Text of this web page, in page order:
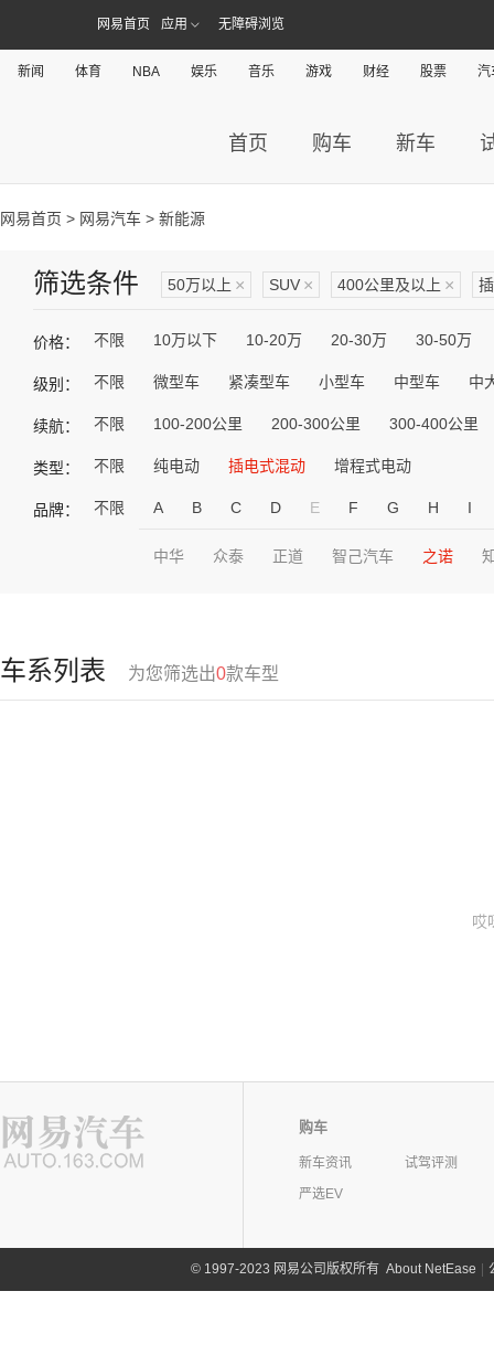
网易首页 应用 无障碍浏览
新闻 体育 NBA 娱乐 音乐 游戏 财经 股票 汽
首页 购车 新车
网易首页 > 网易汽车 > 新能源
筛选条件 50万以上 × SUV × 400公里及以上 ×
价格： 不限 10万以下 10-20万 20-30万 30-50万
级别： 不限 微型车 紧凑型车 小型车 中型车 中
续航： 不限 100-200公里 200-300公里 300-400公里
类型： 不限 纯电动 插电式混动 增程式电动
品牌： 不限 A B C D E F G H I
中华 众泰 正道 智己汽车 之诺
车系列表 为您筛选出0款车型
哎
购车
新车资讯
试驾评测
严选EV
©1997-2023 网易公司版权所有 About NetEase